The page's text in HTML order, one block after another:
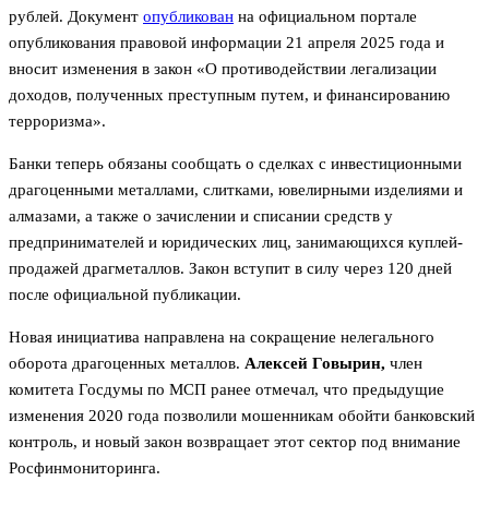
рублей. Документ опубликован на официальном портале
опубликования правовой информации 21 апреля 2025 года и
вносит изменения в закон «О противодействии легализации
доходов, полученных преступным путем, и финансированию
терроризма».
Банки теперь обязаны сообщать о сделках с инвестиционными
драгоценными металлами, слитками, ювелирными изделиями и
алмазами, а также о зачислении и списании средств у
предпринимателей и юридических лиц, занимающихся куплей-
продажей драгметаллов. Закон вступит в силу через 120 дней
после официальной публикации.
Новая инициатива направлена на сокращение нелегального
оборота драгоценных металлов. Алексей Говырин, член
комитета Госдумы по МСП ранее отмечал, что предыдущие
изменения 2020 года позволили мошенникам обойти банковский
контроль, и новый закон возвращает этот сектор под внимание
Росфинмониторинга.